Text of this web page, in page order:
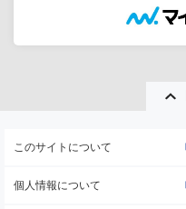
このサイトについて
個人情報について